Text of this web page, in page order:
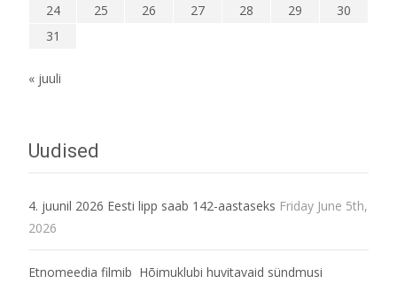
24
25 26 27 28 29
30
31
« juuli
Uudised
4. juunil 2026 Eesti lipp saab 142-aastaseks Friday June 5th,
2026
Etnomeedia filmib Hõimuklubi huvitavaid sündmusi